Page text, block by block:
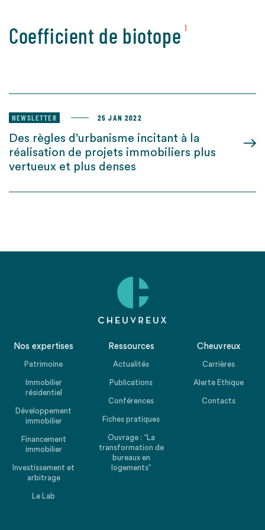
Coefficient de biotope 1
NEWSLETTER 25 JAN 2022
Des règles d’urbanisme incitant à la
réalisation de projets immobiliers plus
vertueux et plus denses
Nos expertises
Patrimoine
Immobilier
résidentiel
Développement
immobilier
Financement
immobilier
Investissement et
arbitrage
Le Lab
Ressources
Actualités
Publications
Conférences
Fiches pratiques
Ouvrage : “La
transformation de
bureaux en
logements”
Cheuvreux
Carrières
Alerte Ethique
Contacts